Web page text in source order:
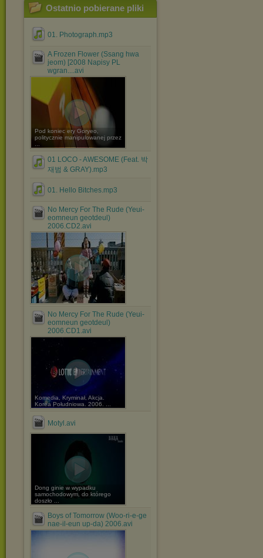
Ostatnio pobierane pliki
01. Photograph.mp3
A Frozen Flower (Ssang hwa
jeom) [2008 Napisy PL
wgran....avi
Pod koniec ery Goryeo,
politycznie manipulowanej przez
01 LOCO - AWESOME (Feat. 박
재범 & GRAY).mp3
01. Hello Bitches.mp3
No Mercy For The Rude (Yeui-
eomneun geotdeul)
2006.CD2.avi
No Mercy For The Rude (Yeui-
eomneun geotdeul)
2006.CD1.avi
Komedia, Kryminał, Akcja.
Korea Południowa. 2006. ...
Motyl.avi
Dong ginie w wypadku
samochodowym, do którego
doszło ...
Boys of Tomorrow (Woo-ri-e-ge
nae-il-eun up-da) 2006.avi